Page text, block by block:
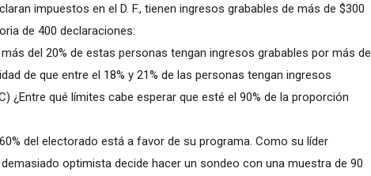
impuestos en el D. F., tienen ingresos grabables de más de $300
de 400 declaraciones:
del 20% de estas personas tengan ingresos grabables por más de
de que entre el 18% y 21% de las personas tengan ingresos
¿Entre qué límites cabe esperar que esté el 90% de la proporción
del electorado está a favor de su programa. Como su líder
optimista decide hacer un sondeo con una muestra de 90